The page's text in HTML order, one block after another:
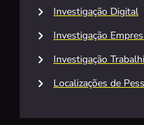
Investigação Digital
Investigação
Investigação
Localizações de